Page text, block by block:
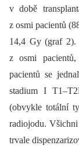
v době
z osmi pacientů
14,4 Gy (graf 2).
z osmi
pacientů se
stadium I
(obvykle totální
radiojodu.
trvale